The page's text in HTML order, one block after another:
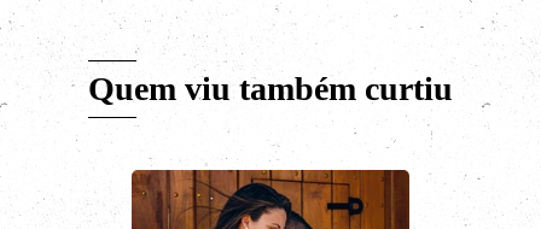
Quem viu também curtiu